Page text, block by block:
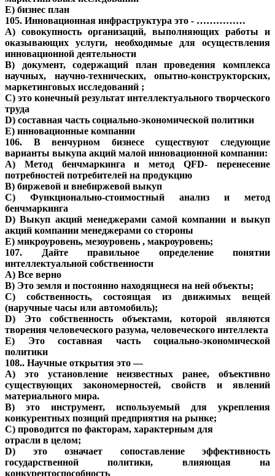
E) бизнес план
105. Инновационная инфраструктура это - ……………
A) совокупность организаций, выполняющих работы и
оказывающих услуги, необходимые для осуществления
инновационной деятельности
B) документ, содержащий план проведения комплекса
научных, научно-технических, опытно-конструкторских,
маркетинговых исследований ;
C) это конечный результат интеллектуального творческого
труда
D) составная часть социально-экономической политики
E) инновационные компании
106. В венчурном бизнесе существуют следующие
варианты выкупа акций малой инновационной компании:
A) Метод бенчмаркинга и метод QFD- перенесение
потребностей потребителей на продукцию
B) биржевой и внебиржевой выкуп
C) Функционально-стоимостный анализ и метод
бенчмаркинга
D) Выкуп акций менеджерами самой компании и выкуп
акций компании менеджерами со стороны
E) микроуровень, мезоуровень , макроуровень;
107. Дайте правильное определение понятии
интеллектуальной собственности
A) Все верно
B) Это земля и постоянно находящиеся на ней объекты;
C) собственность, состоящая из движимых вещей
(наручные часы или автомобиль);
D) Это собственность объектами, которой являются
творения человеческого разума, человеческого интеллекта
E) Это составная часть социально-экономической
политики
108.. Научные открытия это —
A) это установление неизвестных ранее, объективно
существующих закономерностей, свойств и явлений
материального мира.
B) это инструмент, используемый для укрепления
конкурентных позиций предприятия на рынке;
C) проводится по факторам, характерным для
отрасли в целом;
D) это означает сопоставление эффективность
государственной политики, влияющая на
конкурентоспособность